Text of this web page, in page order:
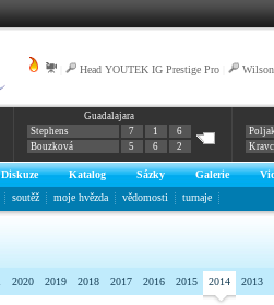
Head YOUTEK IG Prestige Pro
Guadalajara
Stephens
7 1
6
Bouzková
5 6 2
Diskuze Katalog Sázky Galerie
soutěž moje hvězda vědomosti turnaje
2020 2019 2018 2017 2016 2015 2014 2013